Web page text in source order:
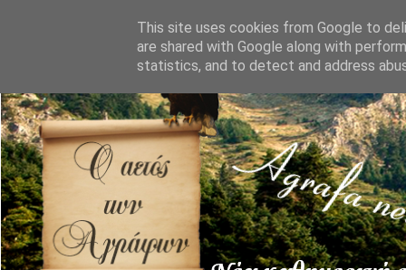
This site uses cookies from Google to
are shared with Google along with
statistics, and to detect and address